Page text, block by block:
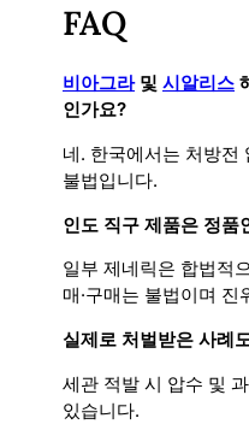
FAQ
비아그라및 시알리스
인가요?
네. 한국에서는 처방전
불법입니다.
인도 직구 제품은 정품
일부 제네릭은 합법적
매·구매는 불법이며
실제로 처벌받은 사례
세관 적발 시 압수 및
있습니다.